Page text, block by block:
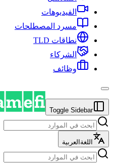
الفيديوهات
مسرد المصطلحات
نطاقات TLD
الشركاء
وظائف
Toggle Sidebar
اللغة العربية